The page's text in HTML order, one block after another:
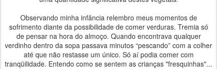
Observando minha infância relembro meus momentos de
sofrimento diante da possibilidade de comer verduras. Tremia só
de pensar na hora do almoço. Quando encontrava qualquer
verdinho dentro da sopa passava minutos “pescando” com a colher
até que não restasse um único. Só aí podia comer com
tranqüilidade. Entendo como se sentem as crianças "fresquinhas"...